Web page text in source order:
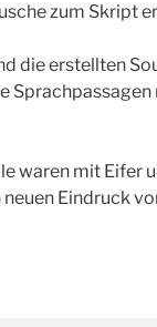
zum Skript
die erstellten
waren mit Eifer
Eindruck